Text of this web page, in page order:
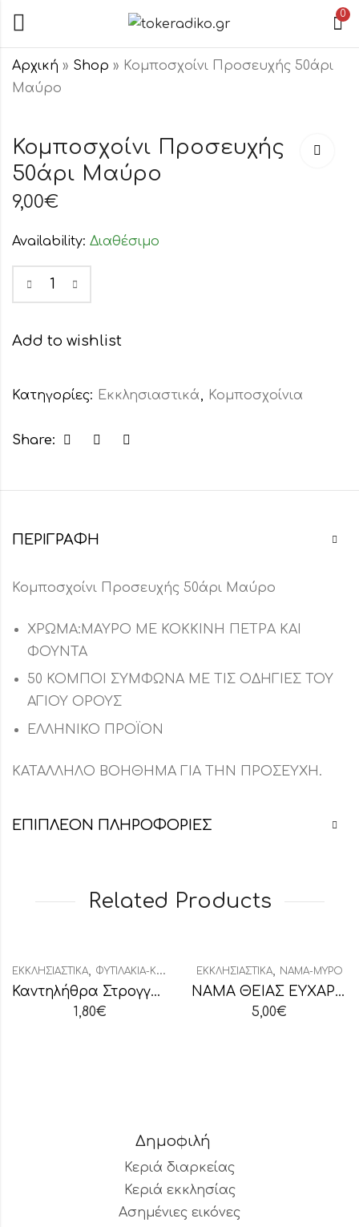
0
Αρχική » Shop » Κομποσχοίνι Προσευχής 50άρι
Μαύρο
Προσευχής
50άρι
Σταυρός
Επάργυρος
Κομποσχοίνι Προσευχής
50άρι Μαύρο
9,00€
Availability: Διαθέσιμο
Add to wishlist
Κατηγορίες: Εκκλησιαστικά, Κομποσχοίνια
Share:
ΠΕΡΙΓΡΑΦΉ
Κομποσχοίνι Προσευχής 50άρι Μαύρο
ΧΡΩΜΑ:ΜΑΥΡΟ ΜΕ ΚΟΚΚΙΝΗ ΠΕΤΡΑ ΚΑΙ
ΦΟΥΝΤΑ
50 ΚΟΜΠΟΙ ΣΥΜΦΩΝΑ ΜΕ ΤΙΣ ΟΔΗΓΙΕΣ ΤΟΥ
ΑΓΙΟΥ ΟΡΟΥΣ
ΕΛΛΗΝΙΚΟ ΠΡΟΪΟΝ
ΚΑΤΑΛΛΗΛΟ ΒΟΗΘΗΜΑ ΓΙΑ ΤΗΝ ΠΡΟΣΕΥΧΗ.
ΕΠΙΠΛΈΟΝ ΠΛΗΡΟΦΟΡΊΕΣ
Related Products
ΕΚΚΛΗΣΙΑΣΤΙΚΆ, ΦΥΤΙΛΆΚΙΑ-ΚΑΝΤΗΛΉΘΡΕΣ
Καντηλήθρα Στρογγυλή Συσκευασία
1,80€
ΕΚΚΛΗΣΙΑΣΤΙΚΆ, ΝΆΜΑ-ΜΎΡΟ
ΝΑΜΑ ΘΕΙΑΣ ΕΥΧΑΡΙΣΤΙΑΣ ΒΥΖΑΝΤΙΝΟ 375ml
5,00€
Δημοφιλή
Κεριά διαρκείας
Κεριά εκκλησίας
Ασημένιες εικόνες